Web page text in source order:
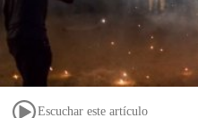
Escuchar este artículo